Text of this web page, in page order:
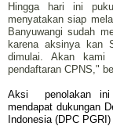
Hingga hari ini
menyatakan siap
Banyuwangi sudah
karena aksinya kan
dimulai. Akan kami
pendaftaran CPNS,"
Aksi
penolakan
mendapat dukungan
Indonesia (DPC PGRI)